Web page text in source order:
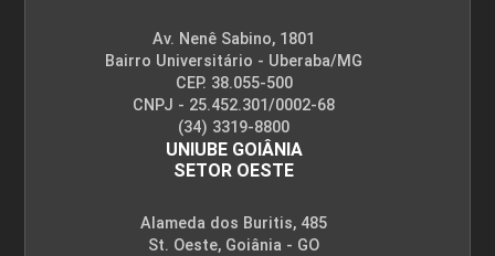
Av. Nenê Sabino, 1801
Bairro Universitário - Uberaba/MG
CEP. 38.055-500
CNPJ - 25.452.301/0002-68
(34) 3319-8800
UNIUBE GOIÂNIA
SETOR OESTE
Alameda dos Buritis, 485
St. Oeste, Goiânia - GO